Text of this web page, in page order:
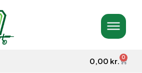
0,00 kr. 0